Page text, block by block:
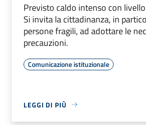
Previsto caldo intenso con
Si invita la cittadinanza, in
persone fragili, ad adottare le
precauzioni.
Comunicazione istituzionale
LEGGI DI PIÙ